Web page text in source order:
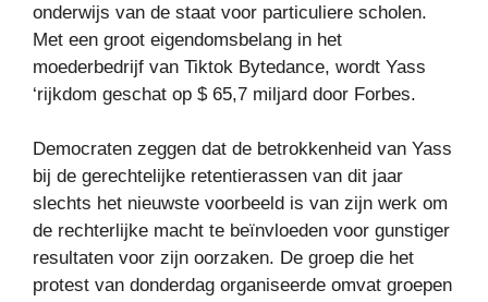
onderwijs van de staat voor particuliere scholen.
Met een groot eigendomsbelang in het
moederbedrijf van Tiktok Bytedance, wordt Yass
‘rijkdom geschat op $ 65,7 miljard door Forbes.
Democraten zeggen dat de betrokkenheid van Yass
bij de gerechtelijke retentierassen van dit jaar
slechts het nieuwste voorbeeld is van zijn werk om
de rechterlijke macht te beïnvloeden voor gunstiger
resultaten voor zijn oorzaken. De groep die het
protest van donderdag organiseerde omvat groepen